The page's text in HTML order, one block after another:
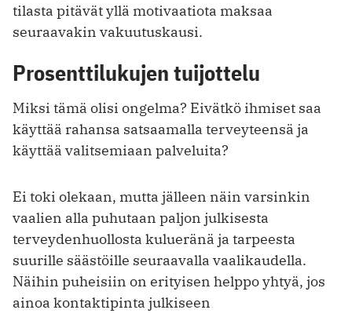
tilasta pitävät yllä motivaatiota maksaa
seuraavakin vakuutuskausi.
Prosenttilukujen tuijottelu
Miksi tämä olisi ongelma? Eivätkö ihmiset saa
käyttää rahansa satsaamalla terveyteensä ja
käyttää valitsemiaan palveluita?
Ei toki olekaan, mutta jälleen näin varsinkin
vaalien alla puhutaan paljon julkisesta
terveydenhuollosta kulueränä ja tarpeesta
suurille säästöille seuraavalla vaalikaudella.
Näihin puheisiin on erityisen helppo yhtyä, jos
ainoa kontaktipinta julkiseen